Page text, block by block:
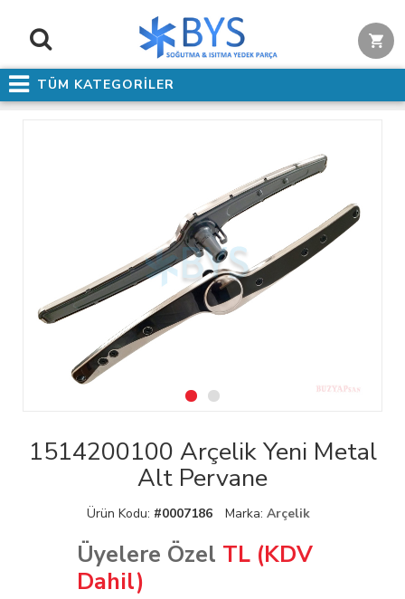
TÜM KATEGORİLER
1514200100 Arçelik Yeni Metal
Alt Pervane
Ürün Kodu: #0007186 Marka: Arçelik
Üyelere Özel TL (KDV
Dahil)